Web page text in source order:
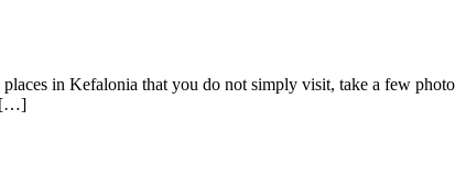
in Kefalonia that you do not simply visit, take a few
[…]